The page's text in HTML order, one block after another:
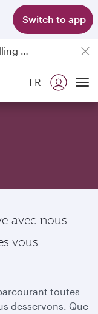
Switch to app
Passengers flying between Doha and Auckland on QR914 and QR915
18 June 2026: Updates on Travelling with Power Banks
FR
avec nous.
vous
toutes
desservons. Que